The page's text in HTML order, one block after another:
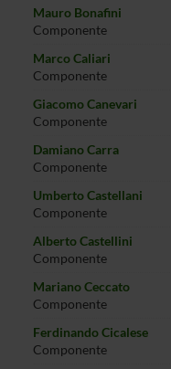
Mauro Bonafini
Componente
Marco Caliari
Componente
Giacomo Canevari
Componente
Damiano Carra
Componente
Umberto Castellani
Componente
Alberto Castellini
Componente
Mariano Ceccato
Componente
Ferdinando Cicalese
Componente